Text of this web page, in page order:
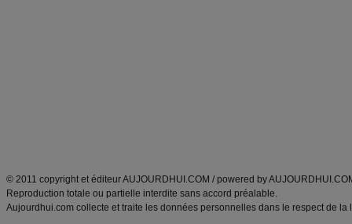
© 2011 copyright et éditeur AUJOURDHUI.COM / powered by
Reproduction totale ou partielle interdite sans accord préalable.
Aujourdhui.com collecte et traite les données personnelles dans le respect de